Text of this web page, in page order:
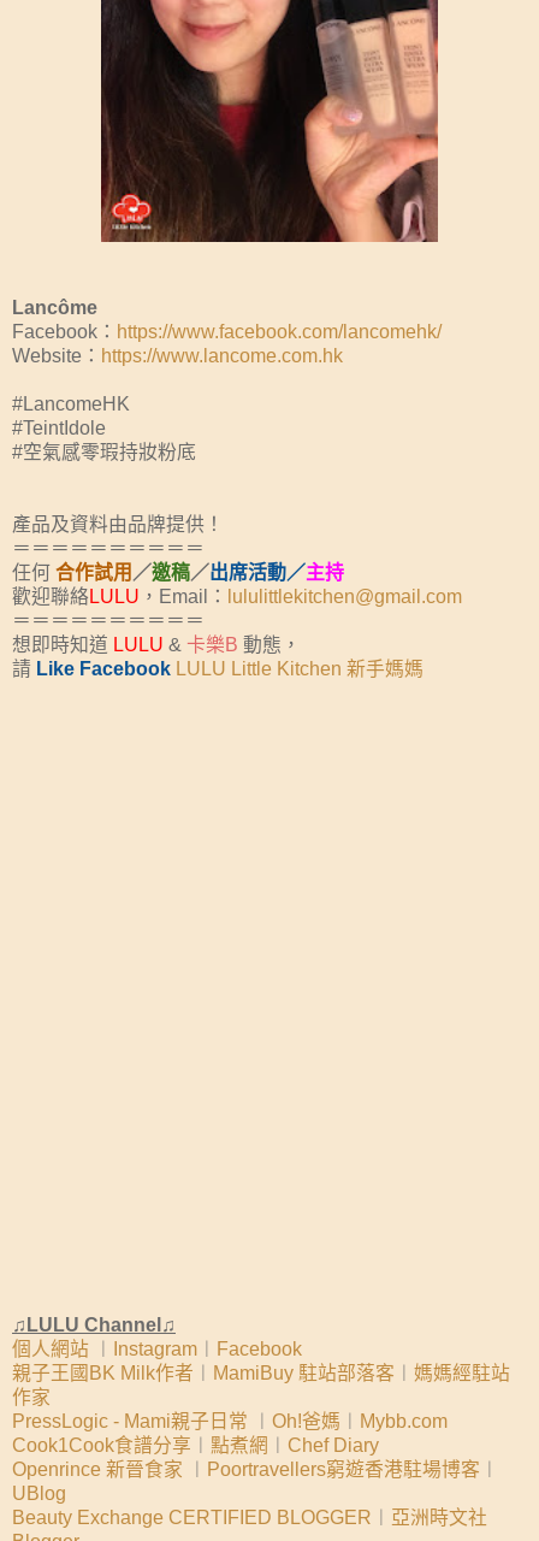
Lancôme
Facebook： https://www.facebook.com/lancomehk/
Website： https://www.lancome.com.hk
#LancomeHK
#TeintIdole
#空氣感零瑕持妝粉底
產品及資料由品牌提供！
＝＝＝＝＝＝＝＝＝＝
任何 合作試用 ／邀稿／出席活動／主持
歡迎聯絡 LULU ，Email：
lululittlekitchen@gmail.com
＝＝＝＝＝＝＝＝＝＝
想即時知道 LULU & 卡樂B 動態，
請 Like Facebook LULU Little Kitchen 新手媽媽
♫LULU Channel♫
個人網站
Instagram
Facebook
親子王國BK Milk作者
MamiBuy 駐站部落客
媽媽經駐站
作家
PressLogic - Mami親子日常
Oh!爸媽
Mybb.com
Cook1Cook食譜分享
點煮網
Chef Diary
Openrince 新晉食家
Poortravellers窮遊香港駐場博客
UBlog
Beauty Exchange CERTIFIED BLOGGER
亞洲時文社